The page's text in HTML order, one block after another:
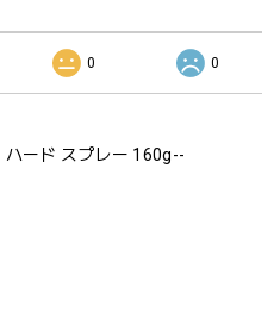
0 0
ハード スプレー 160g--